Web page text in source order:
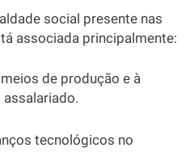
social presente nas
associada principalmente:
de produção e à
tecnológicos no